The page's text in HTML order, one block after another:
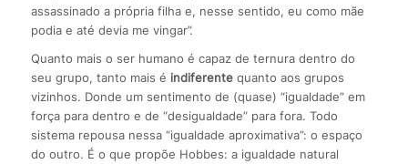
assassinado a própria filha e, nesse sentido, eu como mãe
podia e até devia me vingar”.
Quanto mais o ser humano é capaz de ternura dentro do
seu grupo, tanto mais é indiferentequanto aos grupos
vizinhos. Donde um sentimento de (quase) “igualdade” em
força para dentro e de “desigualdade” para fora. Todo
sistema repousa nessa “igualdade aproximativa”: o espaço
do outro. É o que propõe Hobbes: a igualdade natural